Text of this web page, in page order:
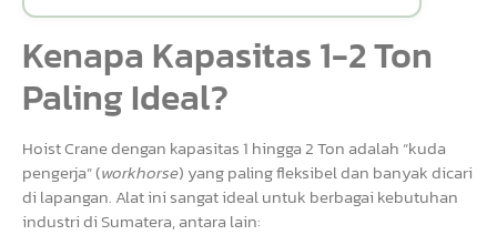
Kenapa Kapasitas 1-2 Ton
Paling Ideal?
Hoist Crane dengan kapasitas 1 hingga 2 Ton adalah “kuda
pengerja” (workhorse) yang paling fleksibel dan banyak dicari
di lapangan. Alat ini sangat ideal untuk berbagai kebutuhan
industri di Sumatera, antara lain: